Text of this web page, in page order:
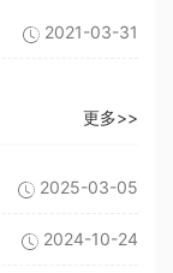
2021-03-31
更多>>
2025-03-05
2024-10-24